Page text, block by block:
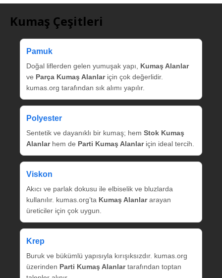
Kumaş Çeşitleri
Pamuk
Doğal liflerden gelen yumuşak yapı, Kumaş Alanlar
ve Parça Kumaş Alanlariçin çok değerlidir.
kumas.org tarafından sık alımı yapılır.
Polyester
Sentetik ve dayanıklı bir kumaş; hem Stok Kumaş
Alanlarhem de Parti Kumaş Alanlariçin ideal tercih.
Viskon
Akıcı ve parlak dokusu ile elbiselik ve bluzlarda
kullanılır. kumas.org’ta Kumaş Alanlararayan
üreticiler için çok uygun.
Krep
Buruk ve bükümlü yapısıyla kırışıksızdır. kumas.org
üzerinden Parti Kumaş Alanlartarafından toptan